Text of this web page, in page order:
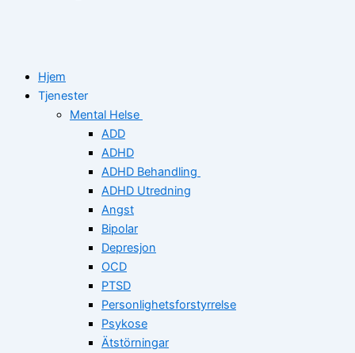
Hjem
Tjenester
Mental Helse
ADD
ADHD
ADHD Behandling
ADHD Utredning
Angst
Bipolar
Depresjon
OCD
PTSD
Personlighetsforstyrrelse
Psykose
Ätstörningar